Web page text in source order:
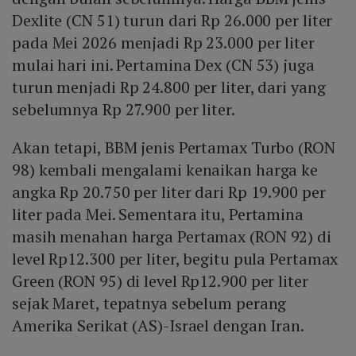
Dexlite (CN 51) turun dari Rp 26.000 per liter
pada Mei 2026 menjadi Rp 23.000 per liter
mulai hari ini. Pertamina Dex (CN 53) juga
turun menjadi Rp 24.800 per liter, dari yang
sebelumnya Rp 27.900 per liter.
Akan tetapi, BBM jenis Pertamax Turbo (RON
98) kembali mengalami kenaikan harga ke
angka Rp 20.750 per liter dari Rp 19.900 per
liter pada Mei. Sementara itu, Pertamina
masih menahan harga Pertamax (RON 92) di
level Rp12.300 per liter, begitu pula Pertamax
Green (RON 95) di level Rp12.900 per liter
sejak Maret, tepatnya sebelum perang
Amerika Serikat (AS)-Israel dengan Iran.